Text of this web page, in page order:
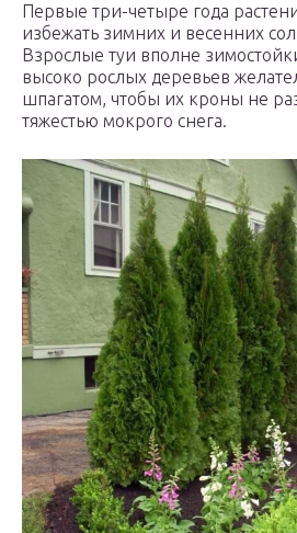
Первые три-четыре года
избежать зимних и весенних
Взрослые туи вполне
высоко рослых деревьев
шпагатом, чтобы их кроны не
тяжестью мокрого снега.